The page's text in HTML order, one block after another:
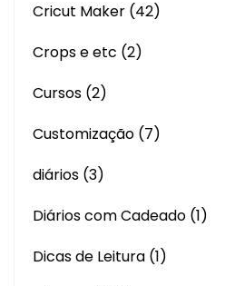
Cricut Maker (42)
Crops e etc (2)
Cursos (2)
Customização (7)
diários (3)
Diários com Cadeado (1)
Dicas de Leitura (1)